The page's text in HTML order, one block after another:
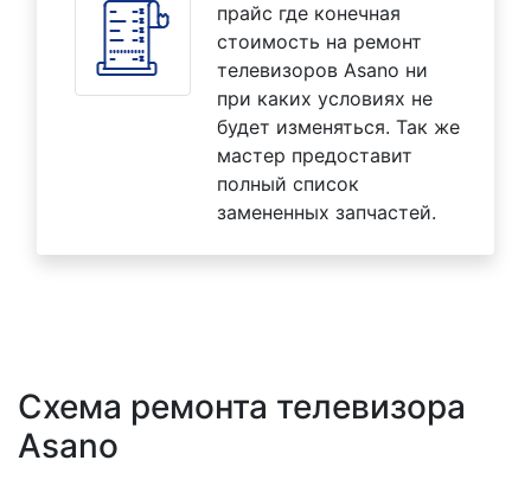
прайс где конечная
стоимость на ремонт
телевизоров Asano ни
при каких условиях не
будет изменяться. Так же
мастер предоставит
полный список
замененных запчастей.
Схема ремонта телевизора
Asano